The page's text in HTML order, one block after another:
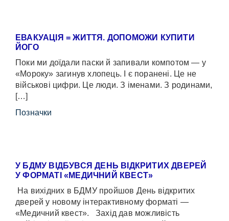
ЕВАКУАЦІЯ = ЖИТТЯ. ДОПОМОЖИ КУПИТИ
ЙОГО
Поки ми доїдали паски й запивали компотом — у
«Мороку» загинув хлопець. І є поранені. Це не
військові цифри. Це люди. З іменами. З родинами,
[…]
Позначки
У БДМУ ВІДБУВСЯ ДЕНЬ ВІДКРИТИХ ДВЕРЕЙ
У ФОРМАТІ «МЕДИЧНИЙ КВЕСТ»
На вихідних в БДМУ пройшов День відкритих
дверей у новому інтерактивному форматі —
«Медичний квест». Захід дав можливість